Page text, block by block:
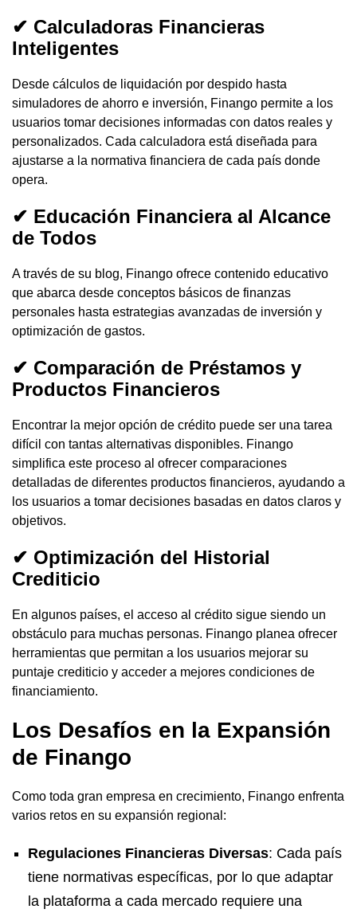
✔ Calculadoras Financieras
Inteligentes
Desde cálculos de liquidación por despido hasta
simuladores de ahorro e inversión, Finango permite a los
usuarios tomar decisiones informadas con datos reales y
personalizados. Cada calculadora está diseñada para
ajustarse a la normativa financiera de cada país donde
opera.
✔ Educación Financiera al Alcance
de Todos
A través de su blog, Finango ofrece contenido educativo
que abarca desde conceptos básicos de finanzas
personales hasta estrategias avanzadas de inversión y
optimización de gastos.
✔ Comparación de Préstamos y
Productos Financieros
Encontrar la mejor opción de crédito puede ser una tarea
difícil con tantas alternativas disponibles. Finango
simplifica este proceso al ofrecer comparaciones
detalladas de diferentes productos financieros, ayudando a
los usuarios a tomar decisiones basadas en datos claros y
objetivos.
✔ Optimización del Historial
Crediticio
En algunos países, el acceso al crédito sigue siendo un
obstáculo para muchas personas. Finango planea ofrecer
herramientas que permitan a los usuarios mejorar su
puntaje crediticio y acceder a mejores condiciones de
financiamiento.
Los Desafíos en la Expansión
de Finango
Como toda gran empresa en crecimiento, Finango enfrenta
varios retos en su expansión regional:
Regulaciones Financieras Diversas: Cada país
tiene normativas específicas, por lo que adaptar
la plataforma a cada mercado requiere una